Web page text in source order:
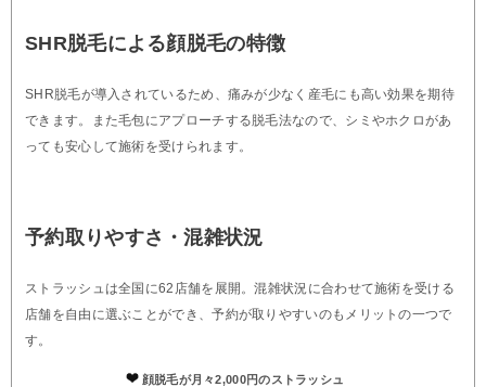
SHR脱毛による顔脱毛の特徴
SHR脱毛が導入されているため、痛みが少なく産毛にも高い効果を期待
できます。また毛包にアプローチする脱毛法なので、シミやホクロがあ
っても安心して施術を受けられます。
予約取りやすさ・混雑状況
ストラッシュは全国に62店舗を展開。混雑状況に合わせて施術を受ける
店舗を自由に選ぶことができ、予約が取りやすいのもメリットの一つで
す。
顔脱毛が月々2,000円のストラッシュ